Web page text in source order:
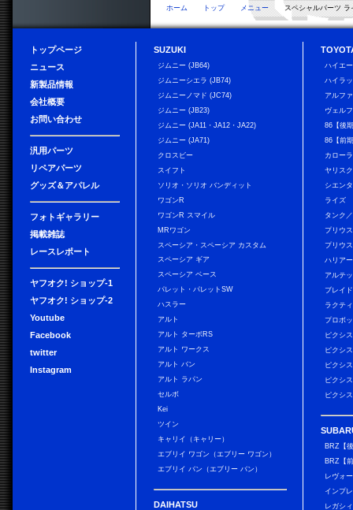
ホーム トップ メニュー スペシャルパーツ ラ
トップページ
ニュース
新製品情報
会社概要
お問い合わせ
汎用パーツ
リペアパーツ
グッズ＆アパレル
フォトギャラリー
掲載雑誌
レースレポート
ヤフオク! ショップ-1
ヤフオク! ショップ-2
Youtube
Facebook
twitter
Instagram
SUZUKI
ジムニー (JB64)
ジムニーシエラ (JB74)
ジムニーノマド (JC74)
ジムニー (JB23)
ジムニー (JA11・JA12・JA22)
ジムニー (JA71)
クロスビー
スイフト
ソリオ・ソリオ バンディット
ワゴンR
ワゴンR スマイル
MRワゴン
スペーシア・スペーシア カスタム
スペーシア ギア
スペーシア ベース
パレット・パレットSW
ハスラー
アルト
アルト ターボRS
アルト ワークス
アルト バン
アルト ラパン
セルボ
Kei
ツイン
キャリイ（キャリー）
エブリイ ワゴン（エブリー ワゴン）
エブリイ バン（エブリー バン）
DAIHATSU
ハイエ
ハイラ
アルフ
ヴェル
86【後
86【前
カロー
ヤリス
シエンタ
ライズ
タンク
プリウス
プリウ
ハリアー
アルテ
ブレイド
ラクテ
プロボ
ピクシ
ピクシ
ピクシ
ピクシ
ピクシ
BRZ【
BRZ【
レヴォ
インプ
レガシ